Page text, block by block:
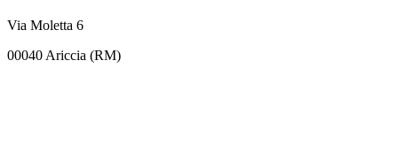
Via Moletta 6
00040 Ariccia (RM)